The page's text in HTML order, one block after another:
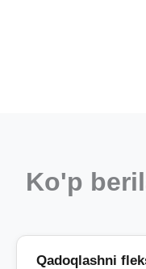
Ko'p
Qadoqlashni